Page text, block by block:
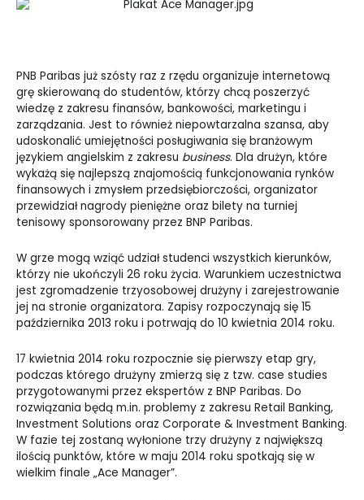
PNB Paribas już szósty raz z rzędu organizuje internetową
grę skierowaną do studentów, którzy chcą poszerzyć
wiedzę z zakresu finansów, bankowości, marketingu i
zarządzania. Jest to również niepowtarzalna szansa, aby
udoskonalić umiejętności posługiwania się branżowym
językiem angielskim z zakresu business. Dla drużyn, które
wykażą się najlepszą znajomością funkcjonowania rynków
finansowych i zmysłem przedsiębiorczości, organizator
przewidział nagrody pieniężne oraz bilety na turniej
tenisowy sponsorowany przez BNP Paribas.
W grze mogą wziąć udział studenci wszystkich kierunków,
którzy nie ukończyli 26 roku życia. Warunkiem uczestnictwa
jest zgromadzenie trzyosobowej drużyny i zarejestrowanie
jej na stronie organizatora. Zapisy rozpoczynają się 15
października 2013 roku i potrwają do 10 kwietnia 2014 roku.
17 kwietnia 2014 roku rozpocznie się pierwszy etap gry,
podczas którego drużyny zmierzą się z tzw. case studies
przygotowanymi przez ekspertów z BNP Paribas. Do
rozwiązania będą m.in. problemy z zakresu Retail Banking,
Investment Solutions oraz Corporate & Investment Banking.
W fazie tej zostaną wyłonione trzy drużyny z największą
ilością punktów, które w maju 2014 roku spotkają się w
wielkim finale „Ace Manager”.